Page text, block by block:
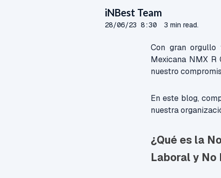
iNBest Team
28/06/23 8:30 3 min read.
Con gran orgullo
Mexicana NMX R
nuestro
En este blog,
nuestra
¿Qué es la
Laboral y